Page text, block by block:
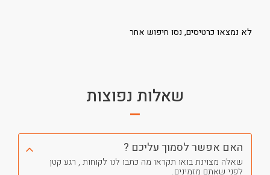
לא נמצאו כרטיסים, נסו חיפוש אחר
שאלות נפוצות
האם אפשר לסמוך עליכם ?
שאלה מצוינת בואו תקראו מה כתבו לנו לקוחות , רגע קטן
לפני שאתם מזמינים.